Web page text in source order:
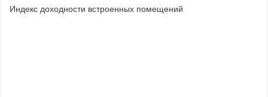
Индекс доходности встроенных помещений